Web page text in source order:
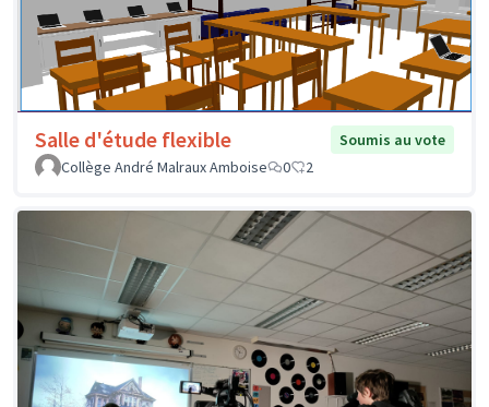
Salle d'étude flexible
Soumis au vote
Collège André Malraux Amboise
0 2